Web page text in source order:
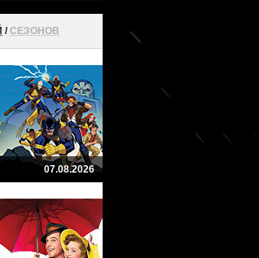
/СЕЗОНОВ
07.08.2026